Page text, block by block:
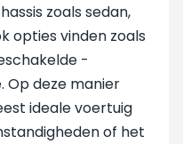
zoals sedan,
opties vinden zoals
-
Op deze manier
ideale voertuig
of het